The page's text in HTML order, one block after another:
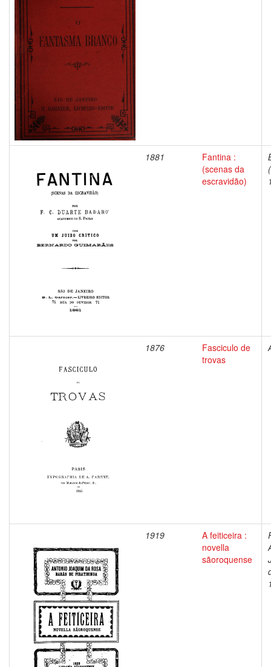
1881
Fantina :
(scenas da
escravidão)
1876
Fasciculo de
trovas
1919
A feiticeira :
novella
sãoroquense